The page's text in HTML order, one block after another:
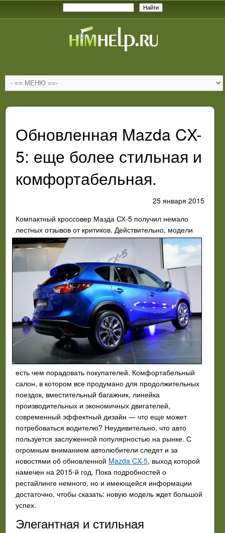
Обновленная Mazda CX-
5: еще более стильная и
комфортабельная.
25 января 2015
Компактный кроссовер Мазда СХ-5 получил немало
лестных отзывов от критиков. Действительно, модели
есть чем порадовать покупателей. Комфортабельный
салон, в котором все продумано для продолжительных
поездок, вместительный багажник, линейка
производительных и экономичных двигателей,
современный эффектный дизайн — что еще может
потребоваться водителю? Неудивительно, что авто
пользуется заслуженной популярностью на рынке. С
огромным вниманием автолюбители следят и за
новостями об обновленной Mazda CX-5, выход которой
намечен на 2015-й год. Пока подробностей о
рестайлинге немного, но и имеющейся информации
достаточно, чтобы сказать: новую модель ждет большой
успех.
Элегантная и стильная